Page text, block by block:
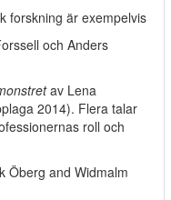
forskning är exempelvis
och Anders
av Lena
2014). Flera talar
roll och
Öberg and Widmalm